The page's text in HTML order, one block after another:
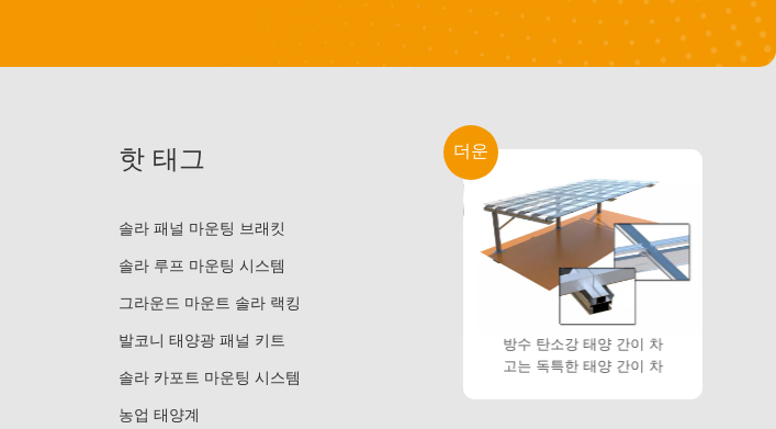
핫 태그
솔라 패널 마운팅 브래킷
솔라 루프 마운팅 시스템
그라운드 마운트 솔라 랙킹
발코니 태양광 패널 키트
솔라 카포트 마운팅 시스템
농업 태양계
더운
조정 가능한 태양열 발코
니 장착 브래킷
고를 구성합니다.
가로장 없는 편평한 지붕
Ballasted 태양 벽돌쌓기